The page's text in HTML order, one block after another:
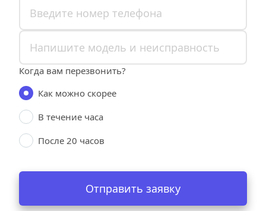
Когда вам перезвонить?
Как можно скорее
В течение часа
После 20 часов
Отправить заявку